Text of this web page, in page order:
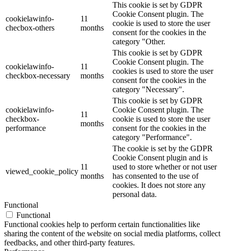
cookielawinfo-
checbox-others
11
months
This cookie is set by GDPR
Cookie Consent plugin. The
cookie is used to store the user
consent for the cookies in the
category "Other.
cookielawinfo-
checkbox-necessary
11
months
This cookie is set by GDPR
Cookie Consent plugin. The
cookies is used to store the user
consent for the cookies in the
category "Necessary".
cookielawinfo-
checkbox-
performance
11
months
This cookie is set by GDPR
Cookie Consent plugin. The
cookie is used to store the user
consent for the cookies in the
category "Performance".
viewed_cookie_policy
11
months
The cookie is set by the GDPR
Cookie Consent plugin and is
used to store whether or not user
has consented to the use of
cookies. It does not store any
personal data.
Functional
Functional
Functional cookies help to perform certain functionalities like
sharing the content of the website on social media platforms, collect
feedbacks, and other third-party features.